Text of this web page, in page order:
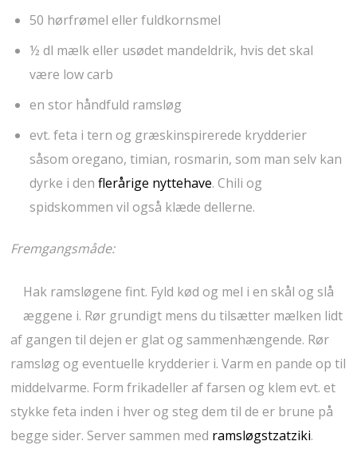
50 hørfrømel eller fuldkornsmel
½ dl mælk eller usødet mandeldrik, hvis det skal
være low carb
en stor håndfuld ramsløg
evt. feta i tern og græskinspirerede krydderier
såsom oregano, timian, rosmarin, som man selv kan
dyrke i denflerårige nyttehave. Chili og
spidskommen vil også klæde dellerne.
Fremgangsmåde:
Hak ramsløgene fint. Fyld kød og mel i en skål og slå
æggene i. Rør grundigt mens du tilsætter mælken lidt
af gangen til dejen er glat og sammenhængende. Rør
ramsløg og eventuelle krydderier i. Varm en pande op til
middelvarme. Form frikadeller af farsen og klem evt. et
stykke feta inden i hver og steg dem til de er brune på
begge sider. Server sammen med ramsløgstzatziki.